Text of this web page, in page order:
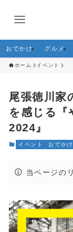
おでかけ グルメ
ホーム イベント
尾張徳川家
を感じる『
2024』
イベント おでかけ
当ページの